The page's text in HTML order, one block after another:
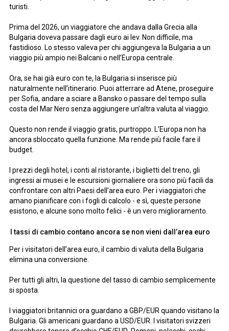
turisti.
Prima del 2026, un viaggiatore che andava dalla Grecia alla
Bulgaria doveva passare dagli euro ai lev. Non difficile, ma
fastidioso. Lo stesso valeva per chi aggiungeva la Bulgaria a un
viaggio più ampio nei Balcani o nell’Europa centrale.
Ora, se hai già euro con te, la Bulgaria si inserisce più
naturalmente nell’itinerario. Puoi atterrare ad Atene, proseguire
per Sofia, andare a sciare a Bansko o passare del tempo sulla
costa del Mar Nero senza aggiungere un’altra valuta al viaggio.
Questo non rende il viaggio gratis, purtroppo. L’Europa non ha
ancora sbloccato quella funzione. Ma rende più facile fare il
budget.
I prezzi degli hotel, i conti al ristorante, i biglietti del treno, gli
ingressi ai musei e le escursioni giornaliere ora sono più facili da
confrontare con altri Paesi dell’area euro. Per i viaggiatori che
amano pianificare con i fogli di calcolo - e sì, queste persone
esistono, e alcune sono molto felici - è un vero miglioramento.
I tassi di cambio contano ancora se non vieni dall’area euro
Per i visitatori dell’area euro, il cambio di valuta della Bulgaria
elimina una conversione.
Per tutti gli altri, la questione del tasso di cambio semplicemente
si sposta.
I viaggiatori britannici ora guardano a GBP/EUR quando visitano la
Bulgaria. Gli americani guardano a USD/EUR. I visitatori svizzeri